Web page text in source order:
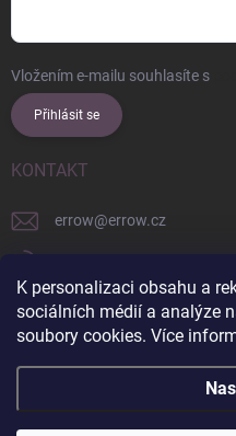
K personalizaci obsahu a
sociálních médií a analýze
soubory cookies. Více
Vložením e-mailu souhlasíte s
Přihlásit se
KONTAKT
errow@errow.cz
explore/locations/